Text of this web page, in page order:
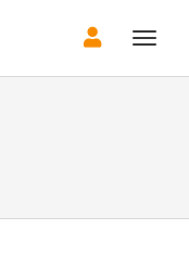
Toggle